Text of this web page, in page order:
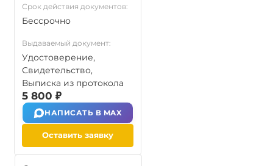
Срок действия документов:
Бессрочно
Выдаваемый документ:
Удостоверение,
Свидетельство,
Выписка из протокола
5 800 ₽
НАПИСАТЬ В MAX
Оставить заявку